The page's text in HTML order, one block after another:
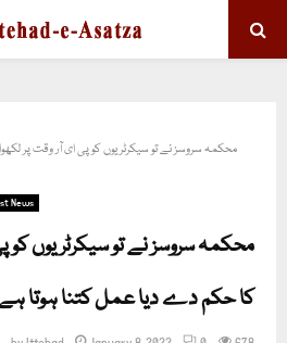
محکمہ سروسز نے تو سیکرٹریوں کو پی ای آر وقت پر
News
محکمہ سروسز نے تو سیکرٹریوں کو
کا حکم دے دیا عمل کتنا ہوتا